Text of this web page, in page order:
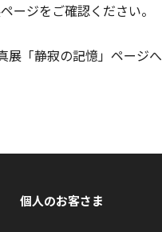
ージをご確認ください。
展「静寂の記憶」ページへ
個人のお客さま